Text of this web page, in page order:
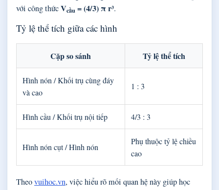
với công thứcVcầu = (4/3) π r³.
Tỷ lệ thể tích giữa các hình
Cặp so sánh Tỷ lệ thể tích
Hình nón / Khối trụ cùng đáy
và cao
1 : 3
Hình cầu / Khối trụ nội tiếp 4/3 : 3
Hình nón cụt / Hình nón
Phụ thuộc tỷ lệ chiều
cao
Theovuihoc.vn, việc hiểu rõ mối quan hệ này giúp học